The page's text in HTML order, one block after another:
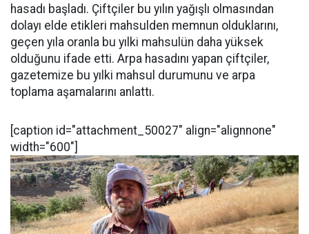
hasadı başladı. Çiftçiler bu yılın yağışlı olmasından
dolayı elde etikleri mahsulden memnun olduklarını,
geçen yıla oranla bu yılki mahsulün daha yüksek
olduğunu ifade etti. Arpa hasadını yapan çiftçiler,
gazetemize bu yılki mahsul durumunu ve arpa
toplama aşamalarını anlattı.
[caption id="attachment_50027" align="alignnone"
width="600"]